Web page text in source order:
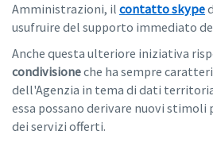
Amministrazioni, il contatto skype
usufruire del supporto immediato
Anche questa ulteriore iniziativa
condivisioneche ha sempre
dell'Agenzia in tema di dati
essa possano derivare nuovi
dei servizi offerti.